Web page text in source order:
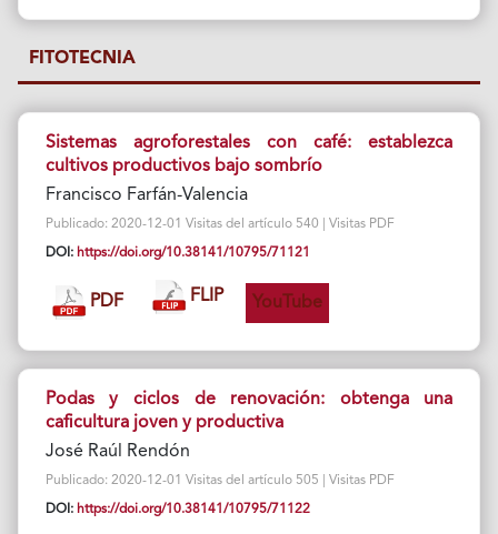
FITOTECNIA
Sistemas agroforestales con café: establezca
cultivos productivos bajo sombrío
Francisco Farfán-Valencia
Publicado: 2020-12-01 Visitas del artículo 540 | Visitas PDF
DOI: https://doi.org/10.38141/10795/71121
PDF FLIP YouTube
Podas y ciclos de renovación: obtenga una
caficultura joven y productiva
José Raúl Rendón
Publicado: 2020-12-01 Visitas del artículo 505 | Visitas PDF
DOI: https://doi.org/10.38141/10795/71122